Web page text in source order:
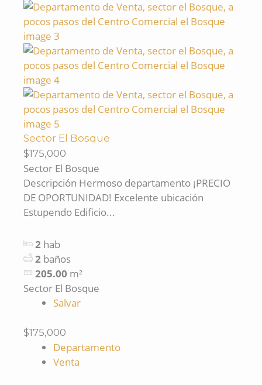
Sector El Bosque
$175,000
Sector El Bosque
Descripción Hermoso departamento ¡PRECIO
DE OPORTUNIDAD! Excelente ubicación
Estupendo Edificio...
2 hab
2 baños
205.00 m²
Sector El Bosque
Salvar
$175,000
Departamento
Venta